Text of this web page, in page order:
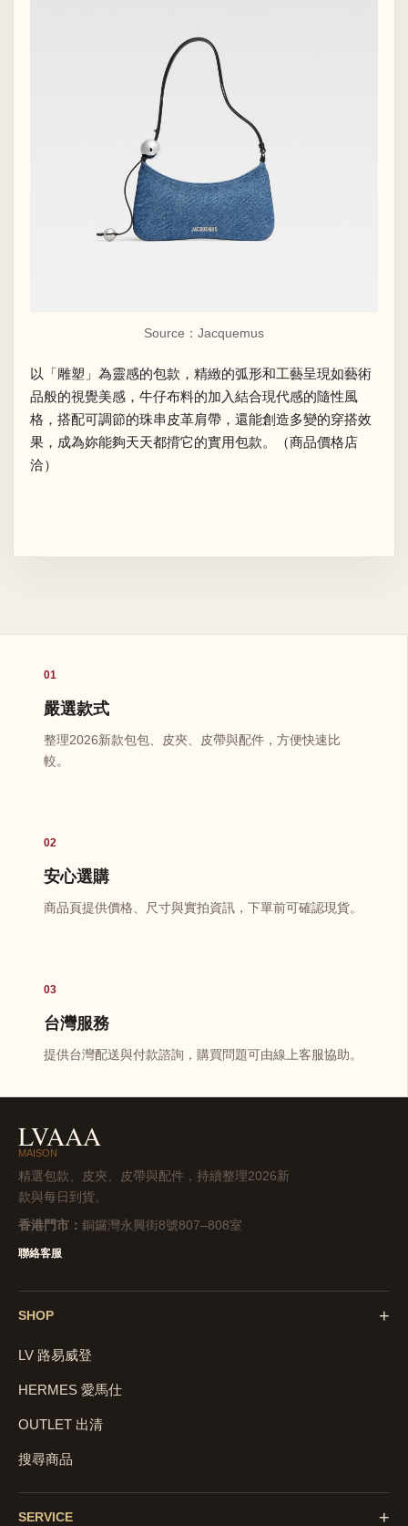
Source：Jacquemus
以「雕塑」為靈感的包款，精緻的弧形和工藝呈現如藝術
品般的視覺美感，牛仔布料的加入結合現代感的隨性風
格，搭配可調節的珠串皮革肩帶，還能創造多變的穿搭效
果，成為妳能夠天天都揹它的實用包款。（商品價格店
洽）
01
嚴選款式
整理2026新款包包、皮夾、皮帶與配件，方便快速比
較。
02
安心選購
商品頁提供價格、尺寸與實拍資訊，下單前可確認現貨。
03
台灣服務
提供台灣配送與付款諮詢，購買問題可由線上客服協助。
LVAAA
MAISON
精選包款、皮夾、皮帶與配件，持續整理2026新
款與每日到貨。
香港門市： 銅鑼灣永興街8號807–808室
聯絡客服
SHOP +
LV 路易威登
HERMES 愛馬仕
OUTLET 出清
搜尋商品
SERVICE +